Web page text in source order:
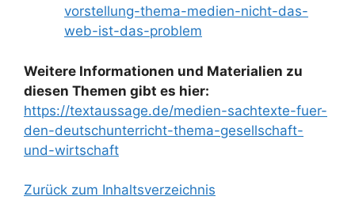
vorstellung-thema-medien-nicht-das-
web-ist-das-problem
Weitere Informationen und Materialien zu
diesen Themen gibt es hier:
https://textaussage.de/medien-sachtexte-fuer-
den-deutschunterricht-thema-gesellschaft-
und-wirtschaft
Zurück zum Inhaltsverzeichnis